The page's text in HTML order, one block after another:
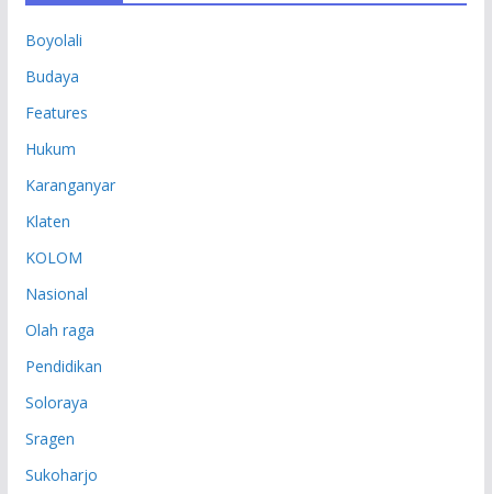
Boyolali
Budaya
Features
Hukum
Karanganyar
Klaten
KOLOM
Nasional
Olah raga
Pendidikan
Soloraya
Sragen
Sukoharjo